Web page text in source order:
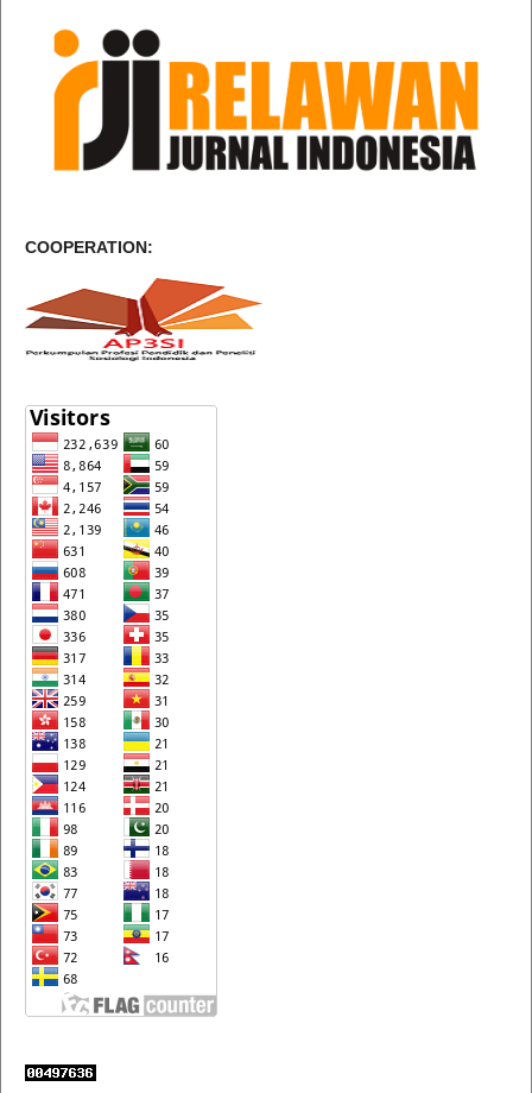
COOPERATION: